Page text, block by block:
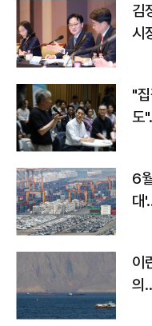
김
시
"
도
6
대
이
의